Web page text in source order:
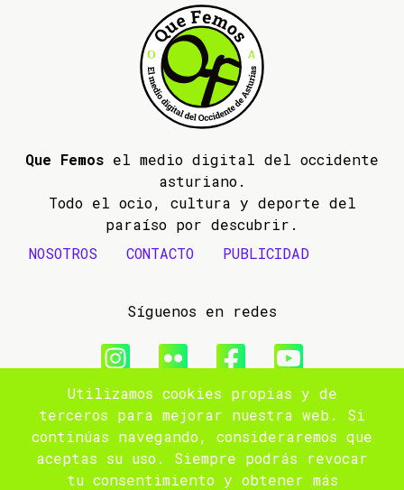
Que Femos el medio digital del occidente
asturiano.
Todo el ocio, cultura y deporte del
paraíso por descubrir.
NOSOTROS
CONTACTO PUBLICIDAD
Síguenos en redes
© 2009- 2026 Que Femos
Aviso legal
Política de privacidad
Utilizamos cookies propias y de
terceros para mejorar nuestra web. Si
continúas navegando, consideraremos que
aceptas su uso. Siempre podrás revocar
tu consentimiento y obtener más